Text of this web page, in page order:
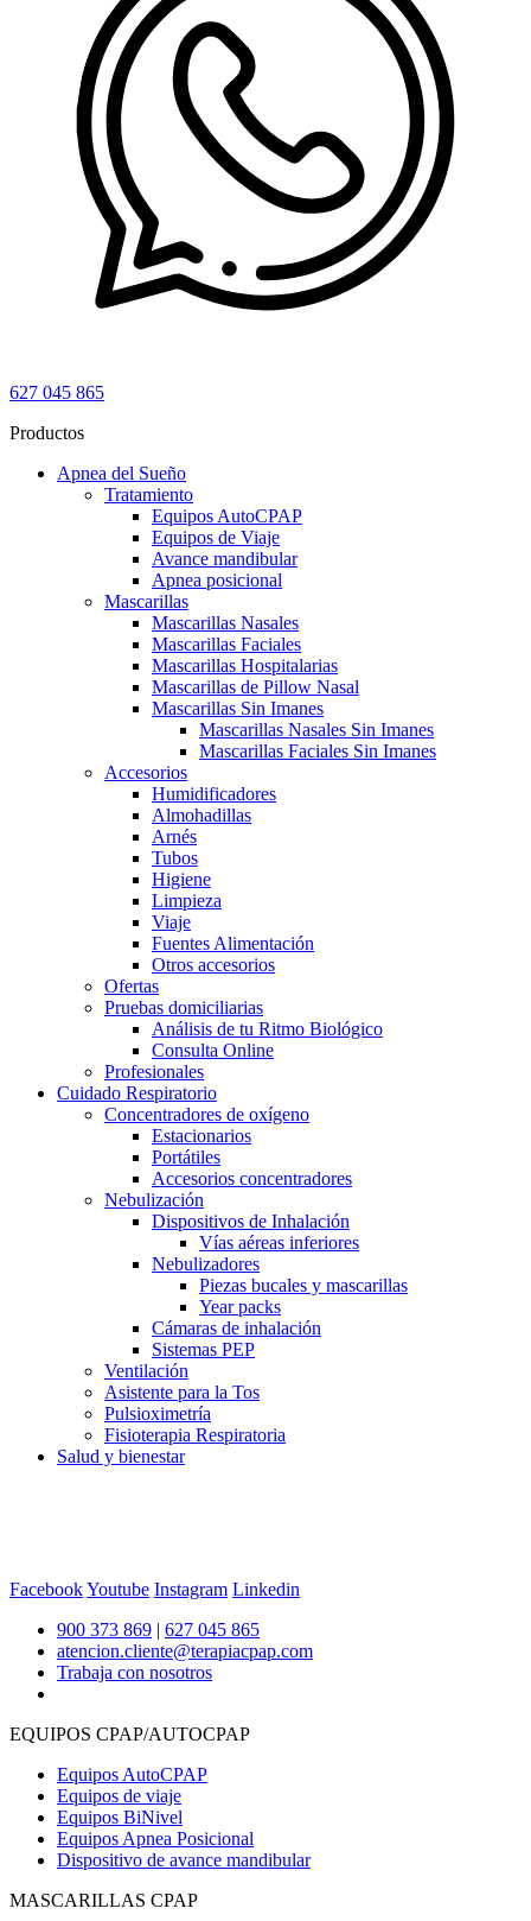
627 045 865
Productos
Apnea del Sueño
Tratamiento
Equipos AutoCPAP
Equipos de Viaje
Avance mandibular
Apnea posicional
Mascarillas
Mascarillas Nasales
Mascarillas Faciales
Mascarillas Hospitalarias
Mascarillas de Pillow Nasal
Mascarillas Sin Imanes
Mascarillas Nasales Sin Imanes
Mascarillas Faciales Sin Imanes
Accesorios
Humidificadores
Almohadillas
Arnés
Tubos
Higiene
Limpieza
Viaje
Fuentes Alimentación
Otros accesorios
Ofertas
Pruebas domiciliarias
Análisis de tu Ritmo Biológico
Consulta Online
Profesionales
Cuidado Respiratorio
Concentradores de oxígeno
Estacionarios
Portátiles
Accesorios concentradores
Nebulización
Dispositivos de Inhalación
Vías aéreas inferiores
Nebulizadores
Piezas bucales y mascarillas
Year packs
Cámaras de inhalación
Sistemas PEP
Ventilación
Asistente para la Tos
Pulsioximetría
Fisioterapia Respiratoria
Salud y bienestar
FacebookYoutube Instagram Linkedin
900 373 869 | 627 045 865
atencion.cliente@terapiacpap.com
Trabaja con nosotros
EQUIPOS CPAP/AUTOCPAP
Equipos AutoCPAP
Equipos de viaje
Equipos BiNivel
Equipos Apnea Posicional
Dispositivo de avance mandibular
MASCARILLAS CPAP